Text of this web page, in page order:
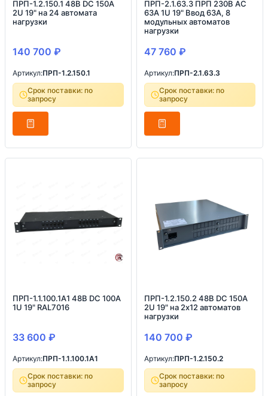
ПРП-1.2.150.1 48В DC 150А
2U 19" на 24 автомата
нагрузки
140 700 ₽
Артикул:ПРП-1.2.150.1
Срок поставки: по
запросу
ПРП-2.1.63.3 ПРП 230В AC
63А 1U 19" Ввод 63А, 8
модульных автоматов
нагрузки
47 760 ₽
Артикул:ПРП-2.1.63.3
Срок поставки: по
запросу
ПРП-1.1.100.1A1 48В DC 100А
1U 19" RAL7016
33 600 ₽
Артикул:ПРП-1.1.100.1A1
Срок поставки: по
запросу
ПРП-1.2.150.2 48В DC 150А
2U 19" на 2х12 автоматов
нагрузки
140 700 ₽
Артикул:ПРП-1.2.150.2
Срок поставки: по
запросу